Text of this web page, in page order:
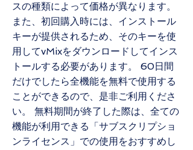
スの種類によって価格が異なります。
また、初回購入時には、インストール
キーが提供されるため、そのキーを使
用してvMixをダウンロードしてインス
トールする必要があります。 60日間
だけでしたら全機能を無料で使用する
ことができるので、是非ご利用くださ
い。 無料期間が終了した際は、全ての
機能が利用できる「サブスクリプショ
ンライセンス」での使用をおすすめし